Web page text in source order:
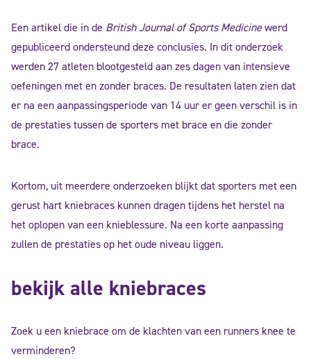
Een artikel die in de British Journal of Sports Medicinewerd
gepubliceerd ondersteund deze conclusies. In dit onderzoek
werden 27 atleten blootgesteld aan zes dagen van intensieve
oefeningen met en zonder braces. De resultaten laten zien dat
er na een aanpassingsperiode van 14 uur er geen verschil is in
de prestaties tussen de sporters met brace en die zonder
brace.
Kortom, uit meerdere onderzoeken blijkt dat sporters met een
gerust hart kniebraces kunnen dragen tijdens het herstel na
het oplopen van een knieblessure. Na een korte aanpassing
zullen de prestaties op het oude niveau liggen.
bekijk alle kniebraces
Zoek u een kniebrace om de klachten van een runners knee te
verminderen?